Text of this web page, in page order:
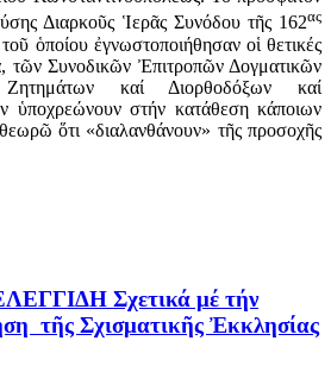
Διαρκοῦς Ἱερᾶς Συνόδου τῆς 162ας
ὁποίου ἐγνωστοποιήθησαν οἱ θετικές
τῶν Συνοδικῶν Ἐπιτροπῶν Δογματικῶν
καί Διορθοδόξων καί
ὑποχρεώνουν στήν κατάθεση κάποιων
ὅτι «διαλανθάνουν» τῆς προσοχῆς
Σχετικά μέ τήν
τῆς Σχισματικῆς Ἐκκλησίας